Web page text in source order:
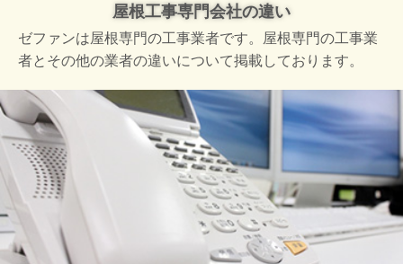
屋根工事専門会社の違い
ゼファンは屋根専門の工事業者です。屋根専門の工事業
者とその他の業者の違いについて掲載しております。